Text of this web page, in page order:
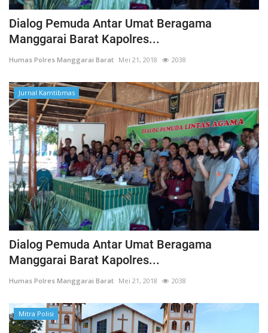
Dialog Pemuda Antar Umat Beragama
Manggarai Barat Kapolres...
Humas Polres Manggarai Barat Mei 21, 2018 2038
Jurnal Kamtibmas
Dialog Pemuda Antar Umat Beragama
Manggarai Barat Kapolres...
Humas Polres Manggarai Barat Mei 21, 2018 2038
Mitra Polisi